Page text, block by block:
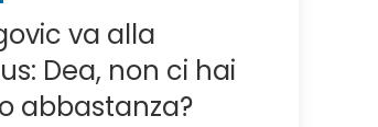
va alla
Dea, non ci hai
abbastanza?